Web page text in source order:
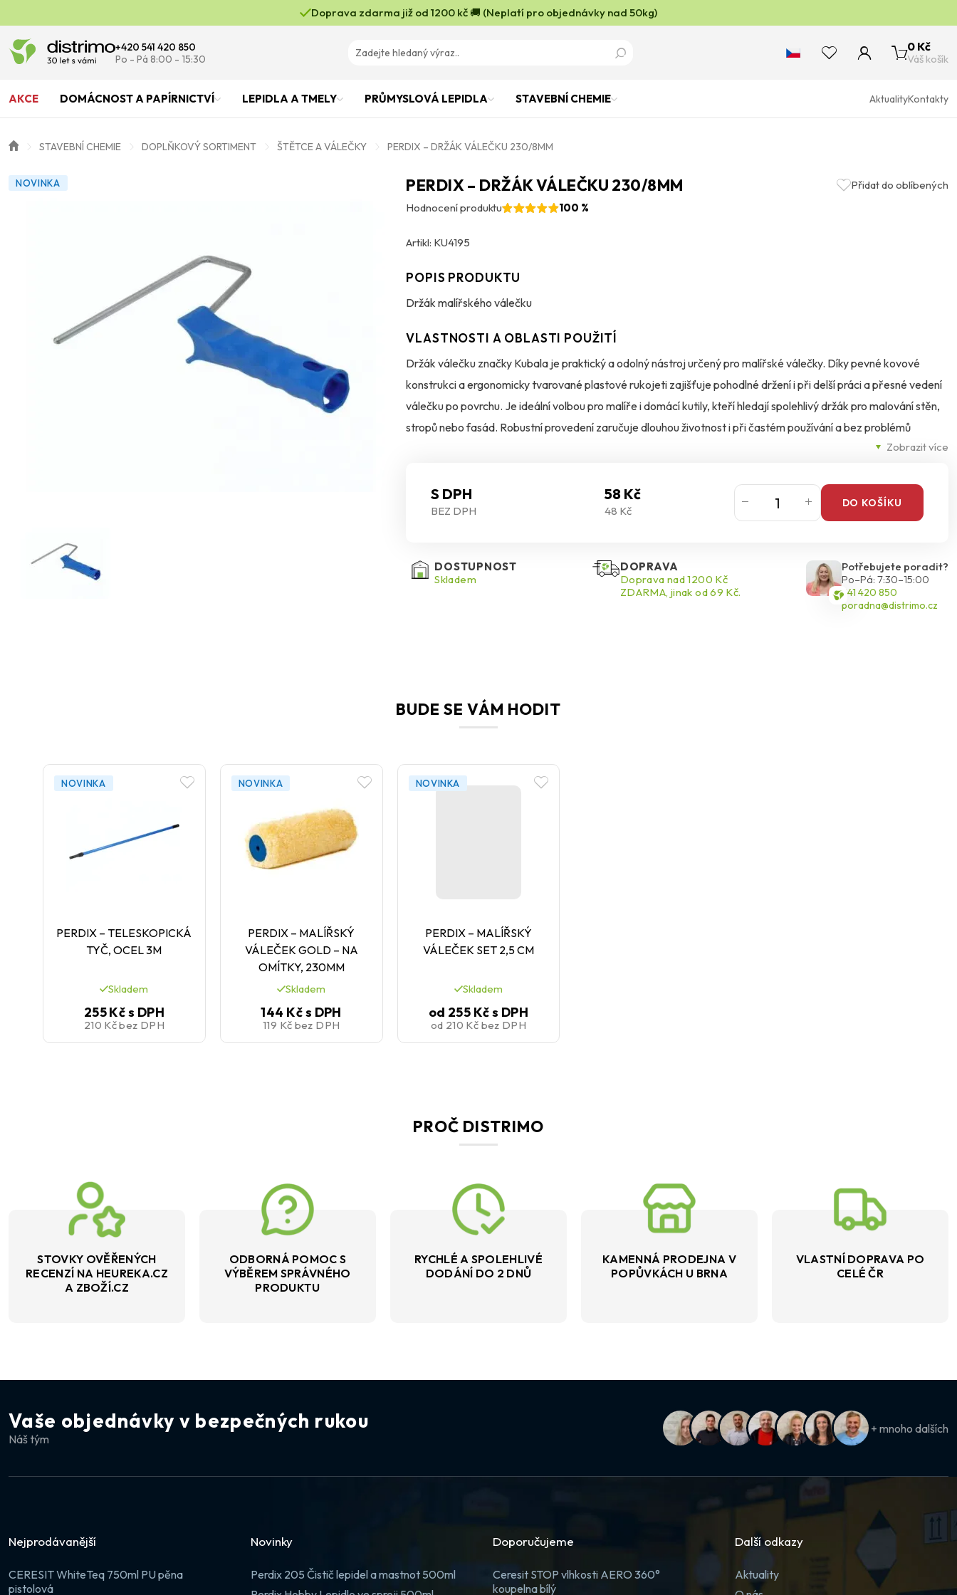
Doprava zdarma již od 1200 kč 🚚 (Neplatí pro objednávky nad 50kg)
+420 541 420 850
Po - Pá 8:00 - 15:30
0 Kč
Váš košík
AKCE DOMÁCNOST A PAPÍRNICTVÍ LEPIDLA A TMELY PRŮMYSLOVÁ LEPIDLA STAVEBNÍ CHEMIE AktualityKontakty
STAVEBNÍ CHEMIE DOPLŇKOVÝ SORTIMENT ŠTĚTCE A VÁLEČKY PERDIX – DRŽÁK VÁLEČKU 230/8MM
PERDIX – DRŽÁK VÁLEČKU 230/8MM
Přidat do oblíbených
Hodnocení produktu
100 %
Artikl: KU4195
NOVINKA
POPIS PRODUKTU
Držák malířského válečku
Zobrazit více
VLASTNOSTI A OBLASTI POUŽITÍ
Držák válečku značky Kubala je praktický a odolný nástroj určený pro malířské válečky. Díky pevné kovové
konstrukci a ergonomicky tvarované plastové rukojeti zajišťuje pohodlné držení i při delší práci a přesné vedení
válečku po povrchu. Je ideální volbou pro malíře i domácí kutily, kteří hledají spolehlivý držák pro malování stěn,
stropů nebo fasád. Robustní provedení zaručuje dlouhou životnost i při častém používání a bez problémů
S DPH 58 Kč
BEZ DPH 48 Kč
DO KOŠÍKU
DOSTUPNOST
Skladem
DOPRAVA
Doprava nad 1200 Kč
ZDARMA, jinak od 69 Kč.
Potřebujete poradit?
Po–Pá: 7:30–15:00
541 420 850
poradna@distrimo.cz
BUDE SE VÁM HODIT
NOVINKA
PERDIX – TELESKOPICKÁ
TYČ, OCEL 3M
Skladem
255 Kčs DPH
210 Kčbez DPH
NOVINKA
PERDIX – MALÍŘSKÝ
VÁLEČEK GOLD – NA
OMÍTKY, 230MM
Skladem
144 Kčs DPH
119 Kč bez DPH
NOVINKA
PERDIX – MALÍŘSKÝ
VÁLEČEK SET 2,5 CM
Skladem
od 255 Kčs DPH
od 210 Kč bez DPH
PROČ DISTRIMO
STOVKY OVĚŘENÝCH
RECENZÍ NA HEUREKA.CZ
A ZBOŽÍ.CZ
ODBORNÁ POMOC S
VÝBĚREM SPRÁVNÉHO
PRODUKTU
RYCHLÉ A SPOLEHLIVÉ
DODÁNÍ DO 2 DNŮ
KAMENNÁ PRODEJNA V
POPŮVKÁCH U BRNA
VLASTNÍ DOPRAVA PO
CELÉ ČR
Vaše objednávky v bezpečných rukou
Náš tým
+ mnoho dalších
Nejprodávanější
CERESIT WhiteTeq 750ml PU pěna
pistolová
Novinky
Perdix 205 Čistič lepidel a mastnot 500ml
Doporučujeme
Ceresit STOP vlhkosti AERO 360°
koupelna bílý
Další odkazy
Aktuality